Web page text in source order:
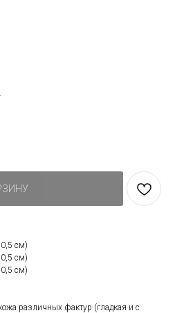
см)
см)
см)
различных фактур (гладкая и с